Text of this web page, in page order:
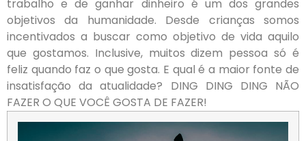
trabalho e de ganhar dinheiro é um dos grandes
objetivos da humanidade. Desde crianças somos
incentivados a buscar como objetivo de vida aquilo
que gostamos. Inclusive, muitos dizem pessoa só é
feliz quando faz o que gosta. E qual é a maior fonte de
insatisfação da atualidade? DING DING DING NÃO
FAZER O QUE VOCÊ GOSTA DE FAZER!